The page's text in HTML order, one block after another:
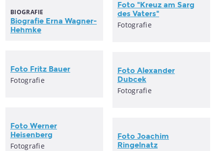
Foto "Kreuz am Sarg
des Vaters"
Fotografie
BIOGRAFIE
Biografie Erna Wagner-
Hehmke
Foto Fritz Bauer
Fotografie
Foto Alexander
Dubcek
Fotografie
Foto Werner
Heisenberg
Fotografie
Foto Joachim
Ringelnatz